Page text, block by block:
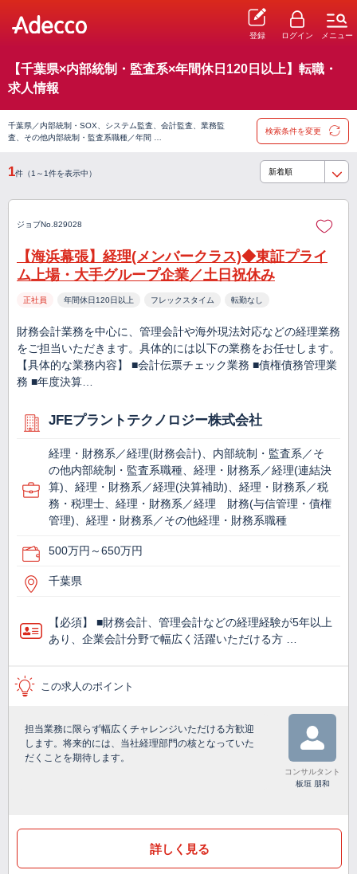
登録 ログイン メニュー
【千葉県×内部統制・監査系×年間休日120日以上】転職・
求人情報
千葉県／内部統制・SOX、システム監査、会計監査、業務監
査、その他内部統制・監査系職種／年間 …
検索条件を変更
1件（1～1件を表示中）
ジョブNo.829028
【海浜幕張】経理(メンバークラス)◆東証プライ
ム上場・大手グループ企業／土日祝休み
正社員 年間休日120日以上 フレックスタイム 転勤なし
財務会計業務を中心に、管理会計や海外現法対応などの経理業務
をご担当いただきます。具体的には以下の業務をお任せします。
【具体的な業務内容】 ■会計伝票チェック業務 ■債権債務管理業
務 ■年度決算…
JFEプラントテクノロジー株式会社
経理・財務系／経理(財務会計)、内部統制・監査系／そ
の他内部統制・監査系職種、経理・財務系／経理(連結決
算)、経理・財務系／経理(決算補助)、経理・財務系／税
務・税理士、経理・財務系／経理 財務(与信管理・債権
管理)、経理・財務系／その他経理・財務系職種
500万円～650万円
千葉県
【必須】 ■財務会計、管理会計などの経理経験が5年以上
あり、企業会計分野で幅広く活躍いただける方 …
この求人のポイント
担当業務に限らず幅広くチャレンジいただける方歓迎
します。将来的には、当社経理部門の核となっていた
だくことを期待します。
コンサルタント
板垣 朋和
詳しく見る